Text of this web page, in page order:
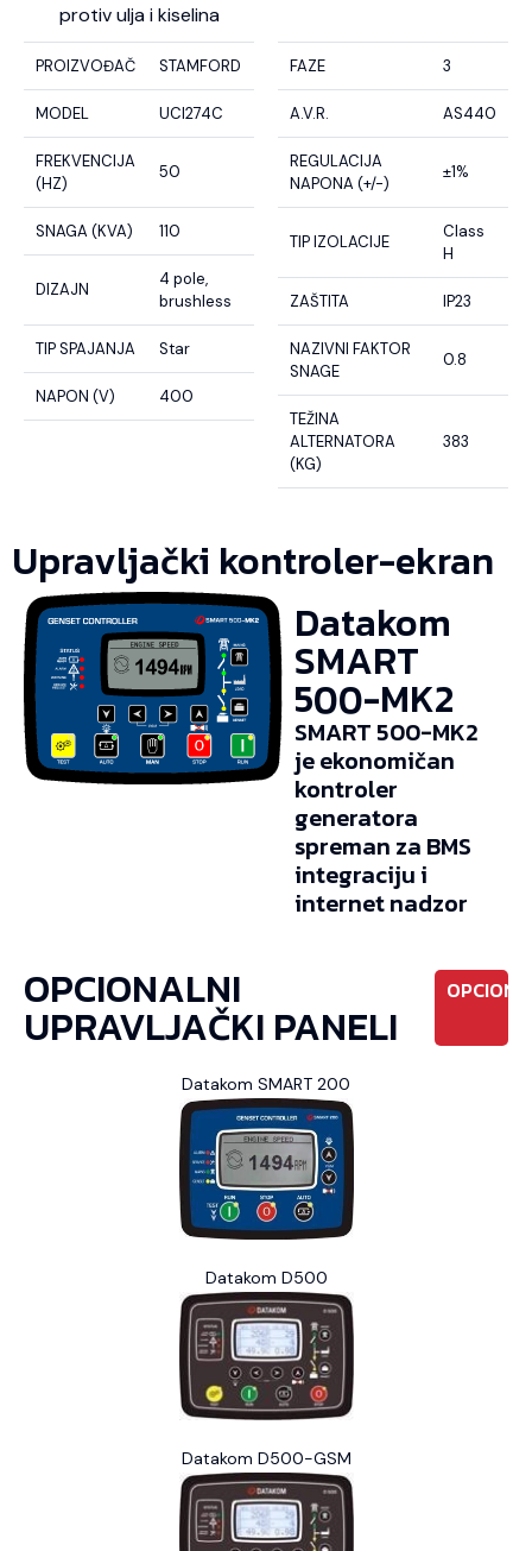
protiv ulja i kiselina
PROIZVOĐAČ STAMFORD
MODEL UCI274C
FREKVENCIJA
(HZ)
50
SNAGA (KVA) 110
DIZAJN
4 pole,
brushless
TIP SPAJANJA Star
NAPON (V) 400
FAZE 3
A.V.R. AS440
REGULACIJA
NAPONA (+/-)
±1%
TIP IZOLACIJE
Class
H
ZAŠTITA IP23
NAZIVNI FAKTOR
SNAGE
0.8
TEŽINA
ALTERNATORA
(KG)
383
Upravljački kontroler-ekran
Datakom
SMART
500-MK2
SMART 500-MK2
je ekonomičan
kontroler
generatora
spreman za BMS
integraciju i
internet nadzor
OPCIONALNI
UPRAVLJAČKI PANELI
OPCIONO
Datakom SMART 200
Datakom D500
Datakom D500-GSM